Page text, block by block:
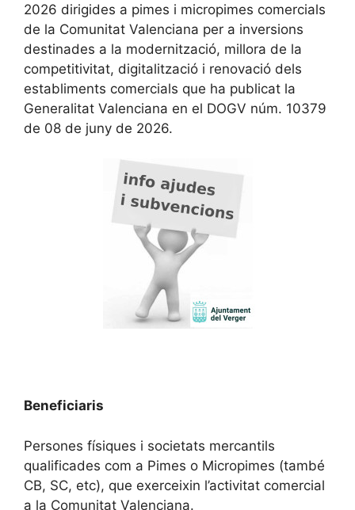
2026 dirigides a pimes i micropimes comercials
de la Comunitat Valenciana per a inversions
destinades a la modernització, millora de la
competitivitat, digitalització i renovació dels
establiments comercials que ha publicat la
Generalitat Valenciana en el DOGV núm. 10379
de 08 de juny de 2026.
Beneficiaris
Persones físiques i societats mercantils
qualificades com a Pimes o Micropimes (també
CB, SC, etc), que exerceixin l’activitat comercial
a la Comunitat Valenciana.